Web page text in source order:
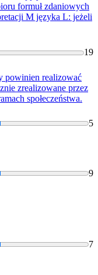
formuł zdaniowych
M języka L: jeżeli
19
powinien realizować
zrealizowane przez
społeczeństwa.
5
9
7